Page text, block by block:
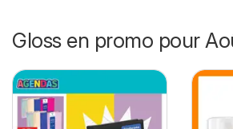
Gloss en promo pour